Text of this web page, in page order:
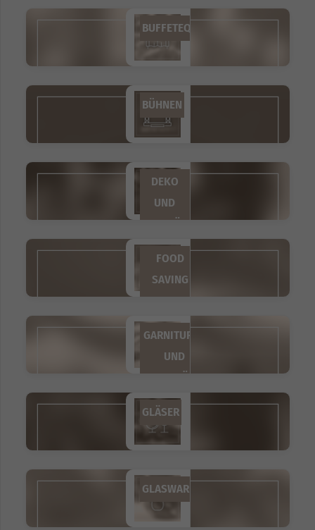
BUFFETEQUIPMENT
BÜHNEN
DEKO
UND
ZUBEHÖR
FOOD
SAVING
EQUIPMENT
GARNITUREN
UND
KLAPPMÖBEL
GLÄSER
GLASWAREN